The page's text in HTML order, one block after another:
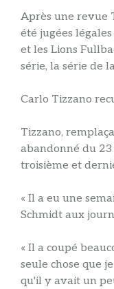
Après une revue
été jugées
et les Lions
série, la série de
Carlo Tizzano
Tizzano,
abandonné du
troisième et
« Il a eu une
Schmidt aux
« Il a coupé
seule chose que
qu'il y avait un